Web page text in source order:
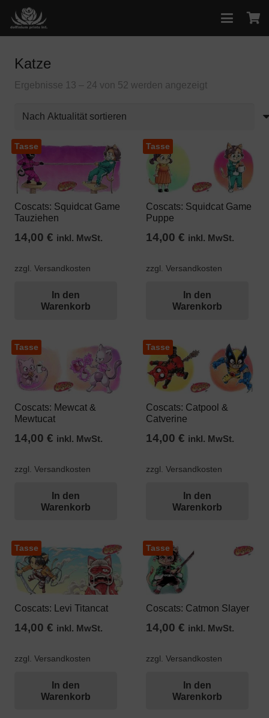
Katze
Ergebnisse 13 – 24 von 52 werden angezeigtNach
Tasse
Coscats: Squidcat Game
Tauziehen
14,00 € inkl. MwSt.
zzgl. Versandkosten
In den
Warenkorb
Tasse
Coscats: Squidcat Game
Puppe
14,00€ inkl. MwSt.
zzgl. Versandkosten
In den
Warenkorb
Tasse
Coscats: Mewcat &
Mewtucat
14,00 € inkl. MwSt.
zzgl. Versandkosten
In den
Warenkorb
Tasse
Coscats: Catpool &
Catverine
14,00€ inkl. MwSt.
zzgl. Versandkosten
In den
Warenkorb
Tasse
Coscats: Levi Titancat
14,00 € inkl. MwSt.
zzgl. Versandkosten
In den
Warenkorb
Tasse
Coscats: Catmon Slayer
14,00€ inkl. MwSt.
zzgl. Versandkosten
In den
Warenkorb